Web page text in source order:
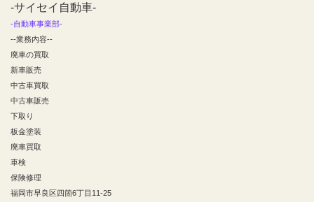
-サイセイ自動車-
-自動車事業部-
--業務内容--
廃車の買取
新車販売
中古車買取
中古車販売
下取り
板金塗装
廃車買取
車検
保険修理
福岡市早良区四箇6丁目11-25